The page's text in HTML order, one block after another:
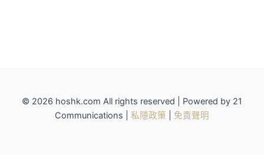
© 2026 hoshk.com All rights reserved | Powered by 21
Communications | 私隱政策 免責聲明